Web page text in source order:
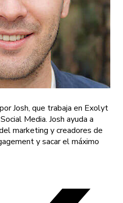
Josh, que trabaja en Exolyt
Media. Josh ayuda a
marketing y creadores de
y sacar el máximo